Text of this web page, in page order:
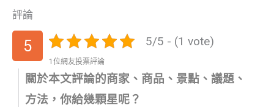
評論
5 5/5 - (1 vote)
1位網友投票評論
關於本文評論的商家、商品、景點、議題、
方法，你給幾顆星呢？